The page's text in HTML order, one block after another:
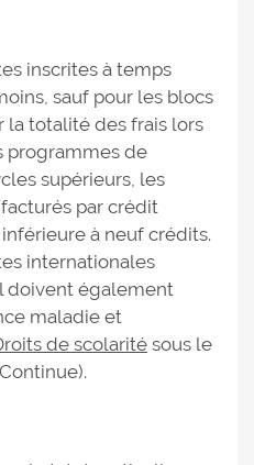
inscrites à temps
sauf pour les blocs
la totalité des frais lors
programmes de
supérieurs, les
par crédit
à neuf crédits.
internationales
doivent également
maladie et
de scolaritésous le